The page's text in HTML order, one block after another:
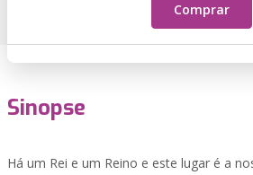
Comprar
Sinopse
Há um Rei e um Reino e este lugar é a